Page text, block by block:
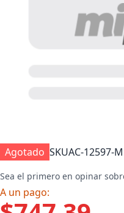
Agotado SKUAC-12597-
Sea el primero en opinar
A un pago: